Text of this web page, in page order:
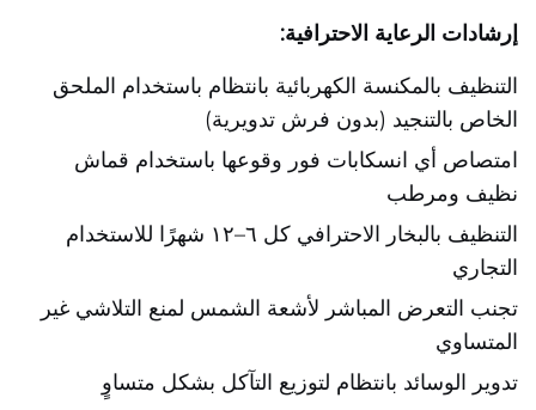
إرشادات الرعاية الاحترافية:
التنظيف بالمكنسة الكهربائية بانتظام باستخدام الملحق
الخاص بالتنجيد (بدون فرش تدويرية)
امتصاص أي انسكابات فور وقوعها باستخدام قماش
نظيف ومرطب
التنظيف بالبخار الاحترافي كل ٦–١٢ شهرًا للاستخدام
التجاري
تجنب التعرض المباشر لأشعة الشمس لمنع التلاشي غير
المتساوي
تدوير الوسائد بانتظام لتوزيع التآكل بشكل متساوٍ